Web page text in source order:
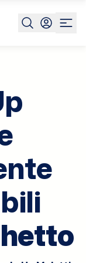
Laghetto